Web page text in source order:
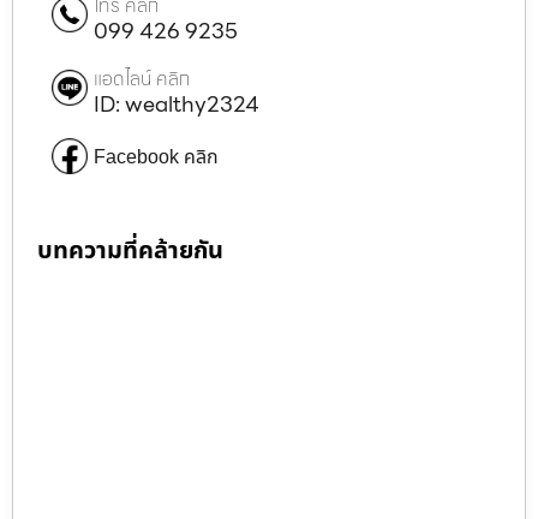
099 426 9235
แอดไลน์ คลิก
ID: wealthy2324
Facebook คลิก
บทความที่คล้ายกัน